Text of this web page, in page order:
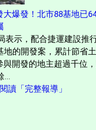
大爆發！北市88基地已
表示，配合捷運建設推
地的開發案，累計節省
與開發的地主超過千位
...
讀「完整報導」